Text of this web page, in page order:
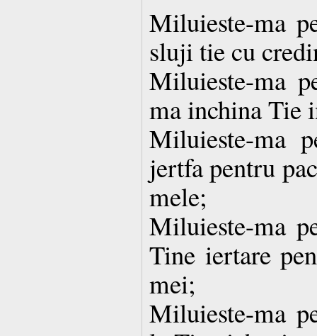
Miluieste-ma
sluji tie cu
Miluieste-ma
ma inchina Tie
Miluieste-ma
jertfa pentru
mele;
Miluieste-ma
Tine iertare
mei;
Miluieste-ma